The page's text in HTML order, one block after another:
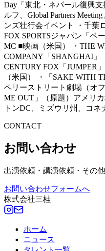
Day「東北・ネパール復興
ルフ、Global Partners
ンズ壮行会イベント ・千葉
FOX SPORTSジャパン「ベ
MC ■映画（米国） ・THE
COMPANY「SHANGHAI」
CENTURY FOX「JUMPER
（米国） ・「SAKE WITH
ペリーストリート劇場（オ
ME OUT」（原題）アメリ
トンDC、ミズウリ州、コネ
CONTACT
お問い合わせ
出演依頼・講演依頼・その
お問い合わせフォームへ
株式会社三桂
ホーム
ニュース